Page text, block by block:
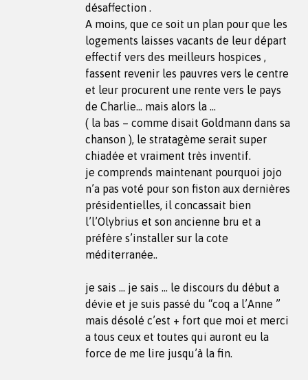
désaffection .
A moins, que ce soit un plan pour que les
logements laisses vacants de leur départ
effectif vers des meilleurs hospices ,
fassent revenir les pauvres vers le centre
et leur procurent une rente vers le pays
de Charlie… mais alors la …
( la bas – comme disait Goldmann dans sa
chanson ), le stratagème serait super
chiadée et vraiment très inventif.
je comprends maintenant pourquoi jojo
n’a pas voté pour son fiston aux dernières
présidentielles, il concassait bien
l’l’Olybrius et son ancienne bru et a
préfère s’installer sur la cote
méditerranée..
je sais … je sais … le discours du début a
dévie et je suis passé du “coq a l’Anne ”
mais désolé c’est + fort que moi et merci
a tous ceux et toutes qui auront eu la
force de me lire jusqu’à la fin.